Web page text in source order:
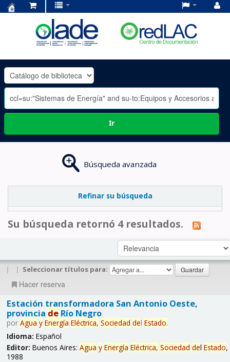
OLADE
-
Ir
Búsqueda avanzada
Refinar su búsqueda
Su búsqueda retornó 4 resultados.
| | Seleccionar títulos para:
Hacer reserva
Estación transformadora San Antonio Oeste,
provincia deRío Negro
por Agua y Energía Eléctrica, Sociedad del Estado.
Idioma: Español
Editor: Buenos Aires: Agua y Energía Eléctrica, Sociedad del Estado,
1988